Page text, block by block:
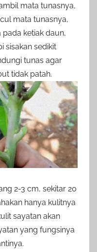
mata tunasnya,
mata tunasnya,
ketiak daun,
sisakan sedikit
tunas agar
tidak patah.
2-3 cm, sekitar 20
hanya kulitnya
sayatan akan
yang fungsinya